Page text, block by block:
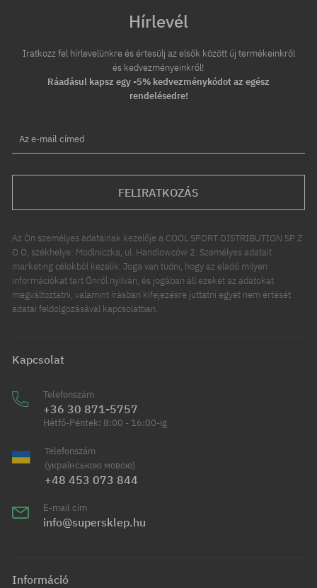
Hírlevél
Iratkozz fel hírlevelünkre és értesülj az elsők között új termékeinkről
és kedvezményeinkről!
Ráadásul kapsz egy -5% kedvezménykódot az egész
rendelésedre!
Az e-mail címed
FELIRATKOZÁS
Az Ön személyes adatainak kezelője a COOL SPORT DISTRIBUTION SP Z
O O, székhelye: Modlniczka, ul. Handlowców 2. Személyes adatait
marketing célokból kezelik. Joga van tudni, hogy az eladó milyen
információkat tart Önről nyilván, és jogában áll ezeket az adatokat
megváltoztatni, valamint írásban kifejezésre juttatni egyet nem értését
adatai feldolgozásával kapcsolatban.
Kapcsolat
Telefonszám
+36 30 871-5757
Hétfő-Péntek: 8:00 - 16:00-ig
Telefonszám
(українською мовою)
+48 453 073 844
E-mail cím
info@supersklep.hu
Információ